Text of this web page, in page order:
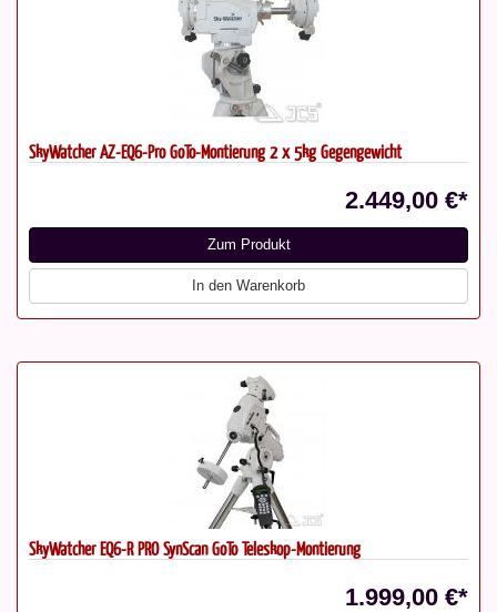
SkyWatcher AZ-EQ6-Pro GoTo-Montierung 2 x 5kg Gegengewicht
2.449,00 €*
Zum Produkt
In den Warenkorb
SkyWatcher EQ6-R PRO SynScan GoTo Teleskop-Montierung
1.999,00 €*